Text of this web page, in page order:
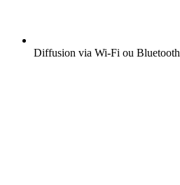
Diffusion via Wi-Fi ou Bluetooth